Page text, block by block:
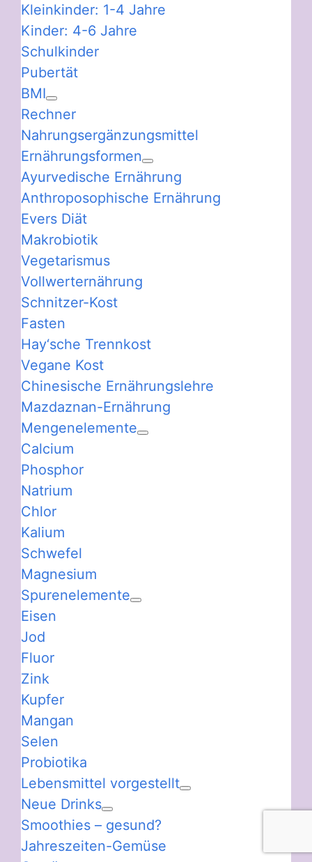
Kleinkinder: 1-4 Jahre
Kinder: 4-6 Jahre
Schulkinder
Pubertät
BMI
Rechner
Nahrungsergänzungsmittel
Ernährungsformen
Ayurvedische Ernährung
Anthroposophische Ernährung
Evers Diät
Makrobiotik
Vegetarismus
Vollwerternährung
Schnitzer-Kost
Fasten
Hay‘sche Trennkost
Vegane Kost
Chinesische Ernährungslehre
Mazdaznan-Ernährung
Mengenelemente
Calcium
Phosphor
Natrium
Chlor
Kalium
Schwefel
Magnesium
Spurenelemente
Eisen
Jod
Fluor
Zink
Kupfer
Mangan
Selen
Probiotika
Lebensmittel vorgestellt
Neue Drinks
Smoothies – gesund?
Jahreszeiten-Gemüse